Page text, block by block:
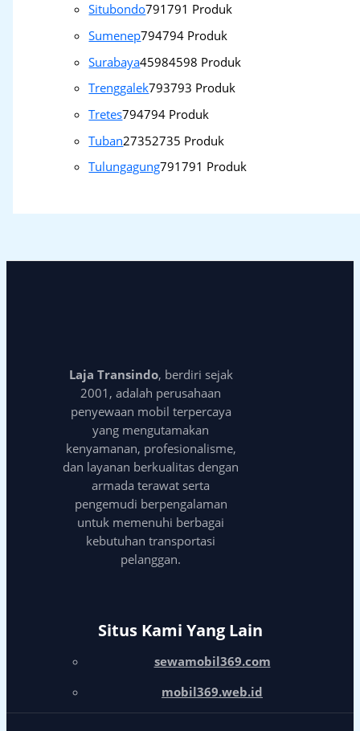
Situbondo791791 Produk
Sumenep794794 Produk
Surabaya45984598 Produk
Trenggalek793793 Produk
Tretes794794 Produk
Tuban27352735 Produk
Tulungagung791791 Produk
Laja Transindo, berdiri sejak
2001, adalah perusahaan
penyewaan mobil terpercaya
yang mengutamakan
kenyamanan, profesionalisme,
dan layanan berkualitas dengan
armada terawat serta
pengemudi berpengalaman
untuk memenuhi berbagai
kebutuhan transportasi
pelanggan.
Situs Kami Yang Lain
sewamobil369.com
mobil369.web.id